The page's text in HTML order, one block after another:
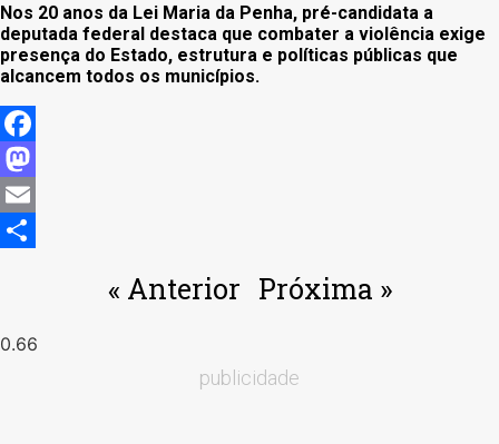
Nos 20 anos da Lei Maria da Penha, pré-candidata a
deputada federal destaca que combater a violência exige
presença do Estado, estrutura e políticas públicas que
alcancem todos os municípios.
Facebook
Mastodon
Email
« Anterior Próxima »
publicidade